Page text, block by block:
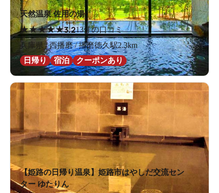
天然温泉 佐用の湯
★★★★★3.213件の口コミ
兵庫県 / 西播磨 / 播磨徳久駅2.3km
日帰り
宿泊 クーポンあり
【姫路の日帰り温泉】姫路市はやしだ交流セン
ター ゆたりん